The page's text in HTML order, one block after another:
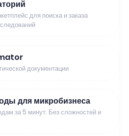
для поиска и заказа
документации
для микробизнеса
за 5 минут. Без сложностей и